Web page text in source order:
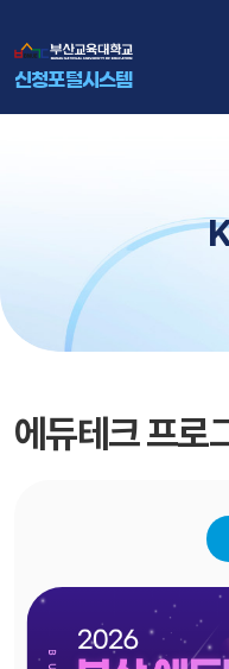
신청포털시스템
에듀테크 프로